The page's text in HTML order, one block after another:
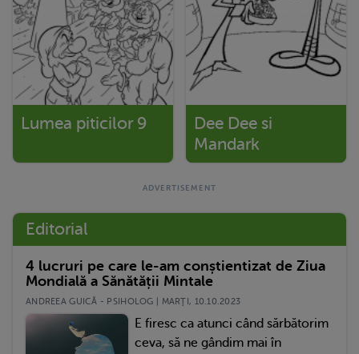
Lumea piticilor 9
Dee Dee si
Mandark
Editorial
4 lucruri pe care le-am conștientizat de Ziua
Mondială a Sănătății Mintale
ANDREEA GUICĂ - PSIHOLOG | MARŢI, 10.10.2023
E firesc ca atunci când sărbătorim
ceva, să ne gândim mai în